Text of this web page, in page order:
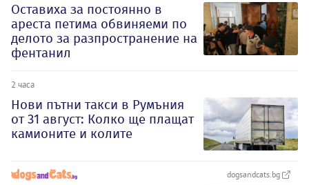
Оставиха за постоянно в
ареста петима обвиняеми по
делото за разпространение на
фентанил
2 часа
Нови пътни такси в Румъния
от 31 август: Колко ще плащат
камионите и колите
dogsandcats.bg